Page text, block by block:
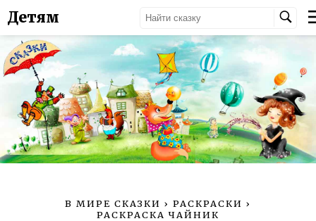
Детям
В МИРЕ СКАЗКИ › РАСКРАСКИ ›
РАСКРАСКА ЧАЙНИК